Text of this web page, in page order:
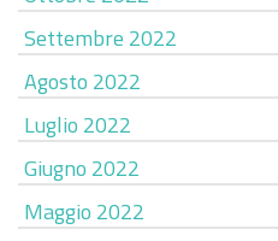
Settembre 2022
Agosto 2022
Luglio 2022
Giugno 2022
Maggio 2022